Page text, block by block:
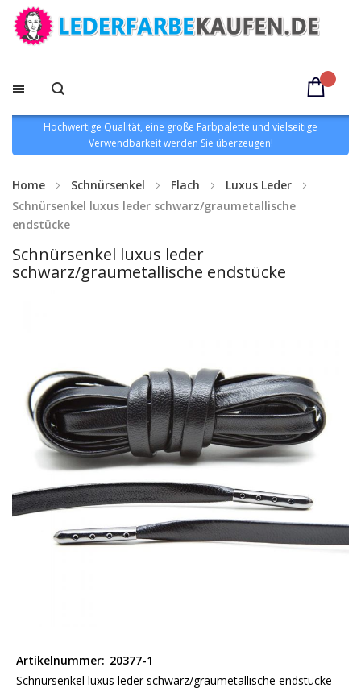
Hochwertige Qualität, eine große Farbpalette und vielseitige
Verwendbarkeit werden Sie überzeugen!
Home Schnürsenkel Flach
Luxus Leder
Schnürsenkel luxus leder schwarz/graumetallische
endstücke
Schnürsenkel luxus leder
schwarz/graumetallische endstücke
springen
Anfang
Artikelnummer: 20377-1
Schnürsenkel luxus leder schwarz/graumetallische endstücke